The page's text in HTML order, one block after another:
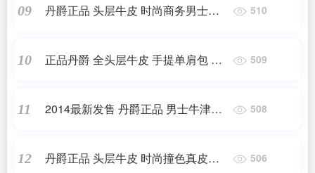
工定制 真皮男包 正品专卖 性价比高
09
丹爵正品 头层牛皮 时尚商务男士手
510
10
正品丹爵 全头层牛皮 手提单肩包 斜
509
11
2014最新发售 丹爵正品 男士牛津布
508
12
丹爵正品 头层牛皮 时尚撞色真皮手
506